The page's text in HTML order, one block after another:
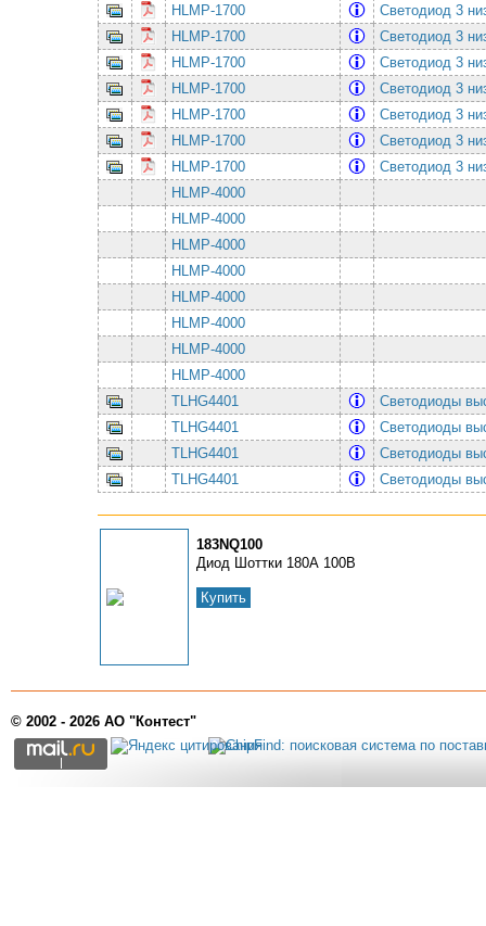
HLMP-1700
Светодиод 3
HLMP-1700
Светодиод 3
HLMP-1700
Светодиод 3
HLMP-1700
Светодиод 3
HLMP-1700
Светодиод 3
HLMP-1700
Светодиод 3
HLMP-1700
Светодиод 3
HLMP-4000
HLMP-4000
HLMP-4000
HLMP-4000
HLMP-4000
HLMP-4000
HLMP-4000
HLMP-4000
TLHG4401
Светодиоды
TLHG4401
Светодиоды
TLHG4401
Светодиоды
TLHG4401
Светодиоды
183NQ100
Диод Шоттки 180А 100В
Купить
© 2002 - 2026 АО "Контест"